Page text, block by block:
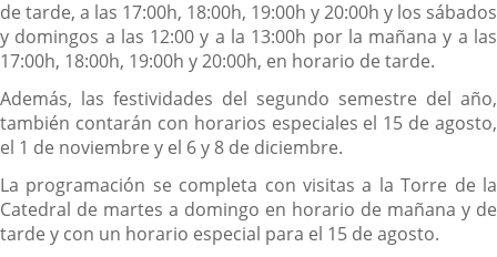
de tarde, a las 17:00h, 18:00h, 19:00h y 20:00h y los sábados
y domingos a las 12:00 y a la 13:00h por la mañana y a las
17:00h, 18:00h, 19:00h y 20:00h, en horario de tarde.
Además, las festividades del segundo semestre del año,
también contarán con horarios especiales el 15 de agosto,
el 1 de noviembre y el 6 y 8 de diciembre.
La programación se completa con visitas a la Torre de la
Catedral de martes a domingo en horario de mañana y de
tarde y con un horario especial para el 15 de agosto.